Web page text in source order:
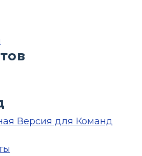
Версия для Команд